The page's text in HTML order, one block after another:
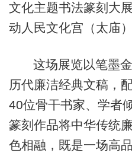
文化主题书法篆刻大
动人民文化宫（太庙）
这场展览以笔墨
历代廉洁经典文稿，
40位骨干书家、学者
篆刻作品将中华传统
色相融，既是一场高